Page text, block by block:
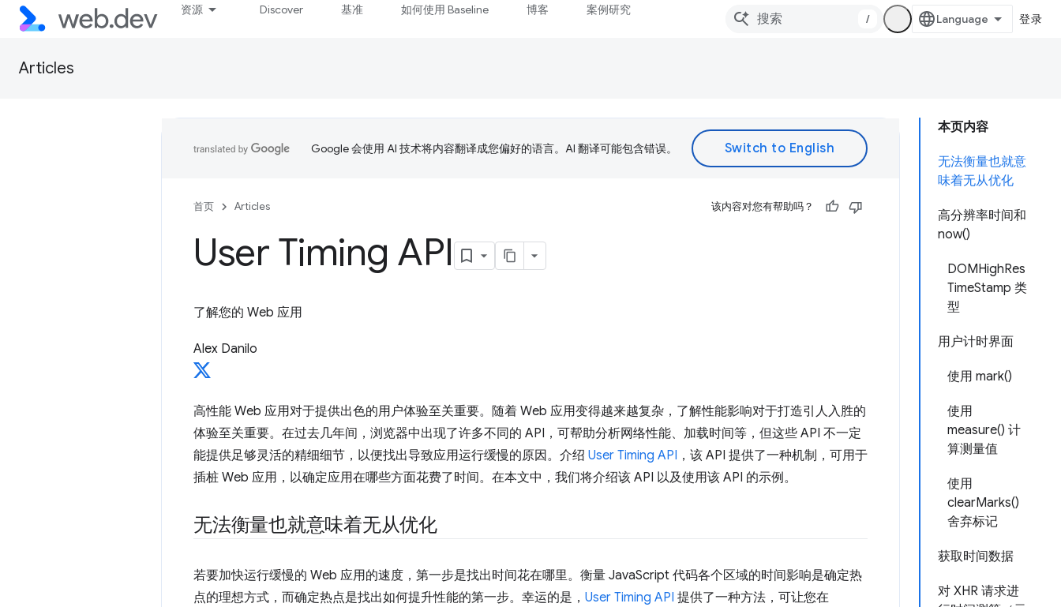
资源 Discover 基准 如何使用 Baseline 博客 案例研究
/ 登录
Articles
本页内容
无法衡量也就意
味着无从优化
高分辨率时间和
now()
DOMHighRes
TimeStamp 类
型
用户计时界面
使用 mark()
使用
measure() 计
算测量值
使用
clearMarks()
舍弃标记
获取时间数据
对 XHR 请求进
Google 会使用 AI 技术将内容翻译成您偏好的语言。AI 翻译可能包含错误。
首页 Articles 该内容对您有帮助吗？
User Timing API
了解您的 Web 应用
Alex Danilo
高性能 Web 应用对于提供出色的用户体验至关重要。随着 Web 应用变得越来越复杂，了解性能影响对于打造引人入胜的
体验至关重要。在过去几年间，浏览器中出现了许多不同的 API，可帮助分析网络性能、加载时间等，但这些 API 不一定
能提供足够灵活的精细细节，以便找出导致应用运行缓慢的原因。介绍 User Timing API ，该 API 提供了一种机制，可用于
插桩 Web 应用，以确定应用在哪些方面花费了时间。在本文中，我们将介绍该 API 以及使用该 API 的示例。
无法衡量也就意味着无从优化
若要加快运行缓慢的 Web 应用的速度，第一步是找出时间花在哪里。衡量 JavaScript 代码各个区域的时间影响是确定热
点的理想方式，而确定热点是找出如何提升性能的第一步。幸运的是， User Timing API 提供了一种方法，可让您在